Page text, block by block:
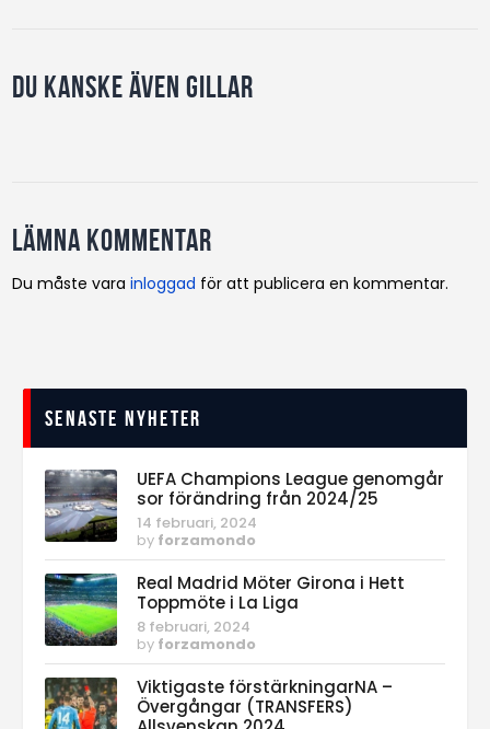
Du kanske även gillar
Lämna kommentar
Du måste varainloggad för att publicera en kommentar.
Senaste nyheter
UEFA Champions League genomgår
sor förändring från 2024/25
14 februari, 2024
by forzamondo
Real Madrid Möter Girona i Hett
Toppmöte i La Liga
8 februari, 2024
by forzamondo
Viktigaste förstärkningarNA –
Övergångar (TRANSFERS)